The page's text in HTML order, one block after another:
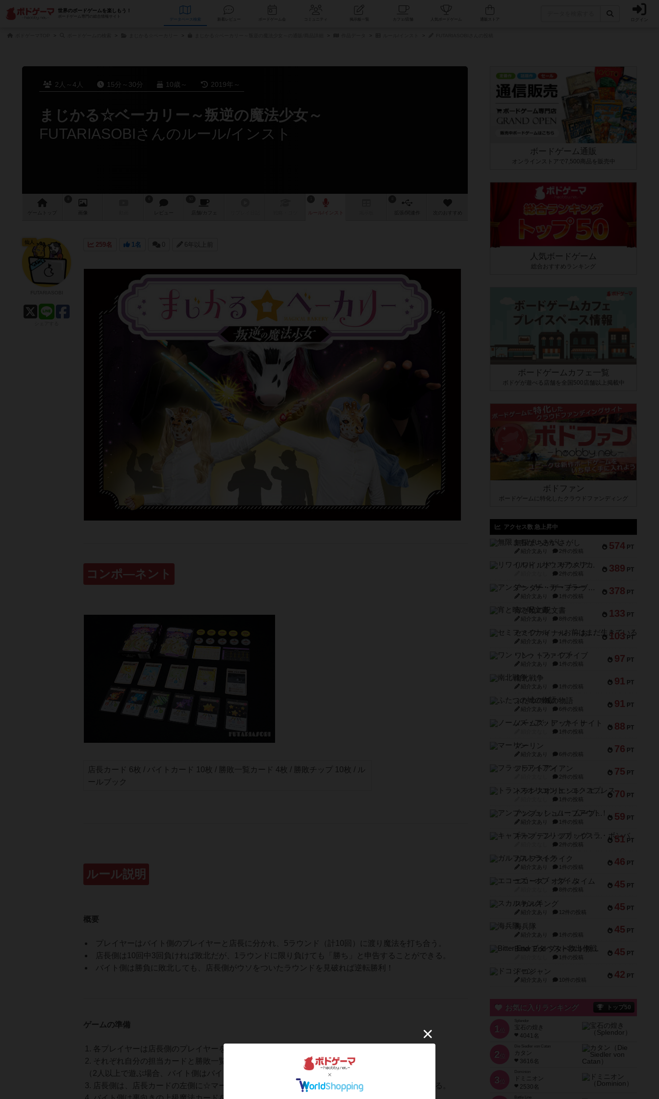
世界のボードゲームを楽しもう！
ボードゲーム専門の総合情報サイト
データベース コミュニティ 人気ボードゲーム ログイン
2人～4人 15分～30分 10歳～ 2019年～
まじかる☆ベーカリー～叛逆の魔法少女～
FUTARIASOBIさんのルール/インスト
ゲーム 画像 レビュー 店舗/ カフェ 作 次のおすすめ
259名 1名 0 6年以上前
コンポ―ネント
店長カード 6枚 / バイトカード 10枚 / 勝敗一覧カード 4枚 / 勝敗チップ 10枚 / ル
ールブック
ルール説明
概要
プレイヤーはバイト側のプレイヤーと店長に分かれ、5ラウンド（計10回）に渡り魔法を打ち合う。
店長側は10回中3回負ければ敗北だが、1ラウンドに限り負けても「勝ち」と申告することができる。
バイト側は勝負に敗北しても、店長側がウソをついたラウンドを見破れば逆転勝利！
ゲームの準備
各プレイヤーは店長側のプレイヤーを1人決める。残りは全員バイト側となる。
それぞれ自分の担当カードと勝敗一覧カードを受け取る。
（2人以上で遊ぶ場合、バイト側はバイトカードをよく混ぜ、なるべく均等に配る。）
店長側は、店長カードの左側に☆マークのついている
上級魔法カードを3枚裏向きにし、よく混ぜる。
仙人
ボードゲーム通販
オンラインストアで7,500商品を販売中
人気ボードゲーム
総合おすすめランキング
ボードゲームカフェ一覧
ボドゲが遊べる店舗を全国500店舗以上掲載中
ボドファン
ボードゲームに特化したクラウドファンディング
アクセス数 急上昇中
574 PT
無限まちがいさがし
紹介文あり 2件の投稿
389 PT
リワイルド：サウスアメリカ
2件の投稿
378 PT
アンダー・ザ・テーブラー
紹介文あり 1件の投稿
133 PT
宵と暁の呪文書
紹介文あり 8件の投稿
103 PT
セミファイナル ～お前はまだ生きている～
紹介文あり 1件の投稿
97 PT
ワン・トゥ・ファイブ
紹介文あり 1件の投稿
91 PT
南北戦争
紹介文あり 1件の投稿
91 PT
ふたつの城の物語
紹介文あり 6件の投稿
88 PT
ノームズ・アット・ナイト
1件の投稿
76 PT
マーリン
紹介文あり 6件の投稿
75 PT
フラットアイアン
2件の投稿
70 PT
トランスオリエント・エクスプレス
1件の投稿
59 PT
アンブッシュ！：ムーブアウト！
紹介文あり 1件の投稿
51 PT
キャプテン・フリップ：イスラ・ボンバ
2件の投稿
46 PT
ガルフストライク
紹介文あり 1件の投稿
45 PT
エコーズ・オブ・タイム
8件の投稿
45 PT
スカルキング
紹介文あり 12件の投稿
45 PT
海兵隊
紹介文あり 1件の投稿
45 PT
Bitter End ブタペスト救出作戦
1件の投稿
42 PT
ドコジャン
紹介文あり 10件の投稿
お気に入りランキング トップ50
1 位
宝石の煌き
4041名
2 位
Die Siedler von Catan
カタン
3616名
3 位
ドミニオン
2530名
Battle Line